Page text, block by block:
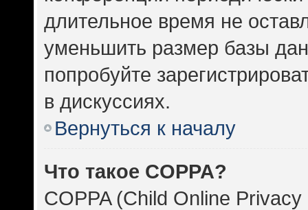
длительное время не
уменьшить размер базы
попробуйте
в дискуссиях.
Вернуться к началу
Что такое COPPA?
COPPA (Child Online